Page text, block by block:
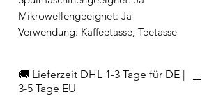
Mikrowellengeeignet: Ja
Verwendung: Kaffeetasse, Teetasse
🚚 Lieferzeit DHL 1-3 Tage für DE |
3-5 Tage EU